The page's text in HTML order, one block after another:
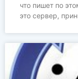
что пишет по
это сервер,